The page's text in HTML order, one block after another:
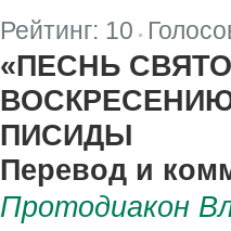
Рейтинг: 10 |
«ПЕСНЬ
ПИСИДЫ
Перевод и
Протодиакон